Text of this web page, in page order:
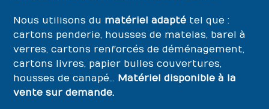
Nous utilisons du matériel adapté tel que :
cartons penderie, housses de matelas, barel à
verres, cartons renforcés de déménagement,
cartons livres, papier bulles couvertures,
housses de canapé… Matériel disponible à la
vente sur demande.